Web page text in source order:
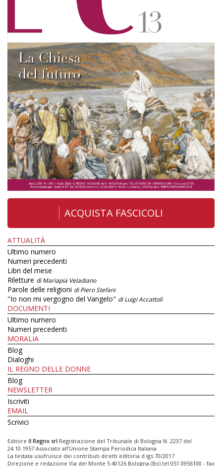
ACQUISTA FASCICOLI
ATTUALITÀ
Ultimo numero
Numeri precedenti
Libri del mese
Riletture di Mariapia Veladiano
Parole delle religioni di Piero Stefani
"Io non mi vergogno del Vangelo" di Luigi Accattoli
DOCUMENTI
Ultimo numero
Numeri precedenti
MORALIA
Blog
Dialoghi
IL REGNO DELLE DONNE
Blog
NEWSLETTER
Iscriviti
EMAIL
Scrivici
Editore Il Regno srl Registrazione del Tribunale di Bologna N. 2237 del
24.10.1957 Associato all’Unione Stampa Periodica Italiana
La testata usufruisce dei contributi diretti editoria d.lgs 70/2017
Direzione e redazione Via del Monte 5 40126 Bologna (Bo) tel 051 0956100 - fax